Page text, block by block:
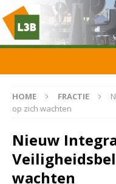
HOME FRACTIE
op zich wachten
Nieuw
wachten